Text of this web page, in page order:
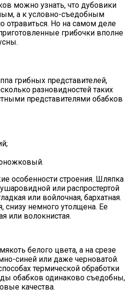
можно узнать, что дубовики
а к условно-съедобным
отравиться. Но на самом деле
грибочки вполне
грибных представителей,
разновидностей таких
представителями обабков
особенности строения. Шляпка
или распростертой
или войлочная, бархатная.
снизу немного утолщена. Ее
или волокнистая.
белого цвета, а на срезе
синей или даже черноватой.
термической обработки
обабков одинаково съедобны,
качества.